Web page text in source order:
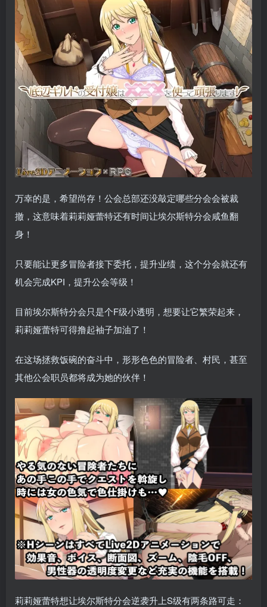
万幸的是，希望尚存！公会总部还没敲定哪些分会会被裁
撤，这意味着莉莉娅蕾特还有时间让埃尔斯特分会咸鱼翻
身！
只要能让更多冒险者接下委托，提升业绩，这个分会就还有
机会完成KPI，提升公会等级！
目前埃尔斯特分会只是个F级小透明，想要让它繁荣起来，
莉莉娅蕾特可得撸起袖子加油了！
在这场拯救饭碗的奋斗中，形形色色的冒险者、村民，甚至
其他公会职员都将成为她的伙伴！
莉莉娅蕾特想让埃尔斯特分会逆袭升上S级有两条路可走：